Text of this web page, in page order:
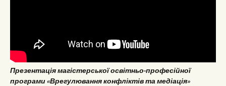
Презентація магістерської освітньо-професійної
програми «Врегулювання конфліктів та медіація»